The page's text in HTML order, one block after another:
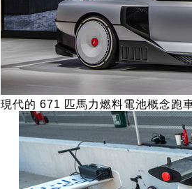
現代的 671 匹馬力燃料電池概念跑